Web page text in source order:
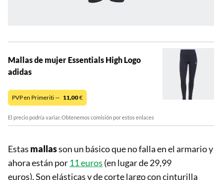
Mallas de mujer Essentials High Logo
adidas
PVP en Primeriti — 11,00€
El precio podría variar. Obtenemos comisión por estos enlaces
Estas mallasson un básico que no falla en el armario y
ahora están por 11 euros (en lugar de 29,99
euros). Son elásticas y de corte largo con cinturilla